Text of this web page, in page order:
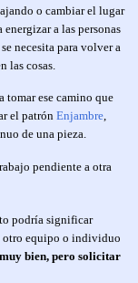
o cambiar el lugar
a las personas
necesita para volver a
las cosas.
tomar ese camino que
el patrón Enjambre,
de una pieza.
pendiente a otra
podría significar
otro equipo o individuo
bien, pero solicitar